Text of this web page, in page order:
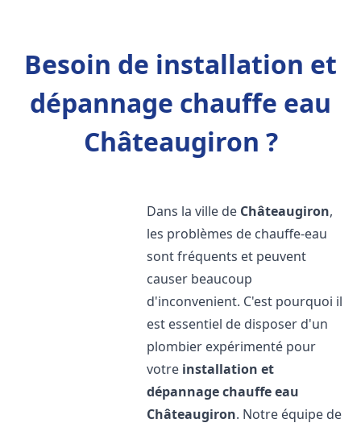
Besoin de installation et
dépannage chauffe eau
Châteaugiron ?
Dans la ville de Châteaugiron,
les problèmes de chauffe-eau
sont fréquents et peuvent
causer beaucoup
d'inconvenient. C'est pourquoi il
est essentiel de disposer d'un
plombier expérimenté pour
votre installation et
dépannage chauffe eau
Châteaugiron. Notre équipe de